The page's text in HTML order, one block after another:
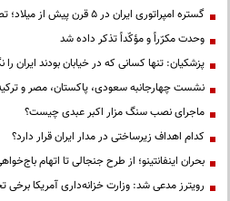
گستره امپراتوری ایران در ۵ قرن پیش از میلاد؛ تصویری از ایران ۲۵ قرن پیش
وحدت مکرّراً و مؤکّداً تذکر داده شد
پزشکیان: تنها کسانی که در خیابان بودند ایران
نشست چهارجانبه سعودی، پاکستان، مصر و
ماجرای نصب سنگ مزار اکبر عبدی چیست؟
کدام اهداف زیرساختی در مدار ایران قرار دارد؟
بحران اینفانتینو؛ از طرح جنجالی تا اتهام
رویترز مدعی شد: وزارت خزانه‌داری آمریکا برخی